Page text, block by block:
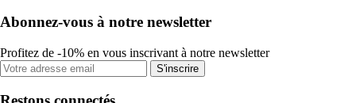
Abonnez-vous à notre newsletter
Profitez de -10% en vous inscrivant à notre newsletter
S'inscrire